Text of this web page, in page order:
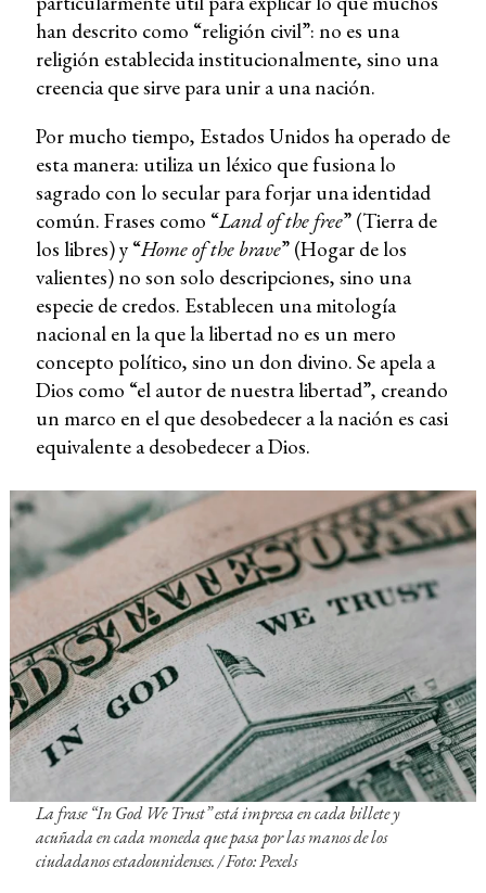
han descrito como “religión civil”: no es una
religión establecida institucionalmente, sino una
creencia que sirve para unir a una nación.
Por mucho tiempo, Estados Unidos ha operado de
esta manera: utiliza un léxico que fusiona lo
sagrado con lo secular para forjar una identidad
común. Frases como “Land of the free” (Tierra de
los libres) y “Home of the brave” (Hogar de los
valientes) no son solo descripciones, sino una
especie de credos. Establecen una mitología
nacional en la que la libertad no es un mero
concepto político, sino un don divino. Se apela a
Dios como “el autor de nuestra libertad”, creando
un marco en el que desobedecer a la nación es casi
equivalente a desobedecer a Dios.
La frase “In God We Trust” está impresa en cada billete y
acuñada en cada moneda que pasa por las manos de los
ciudadanos estadounidenses. / Foto: Pexels